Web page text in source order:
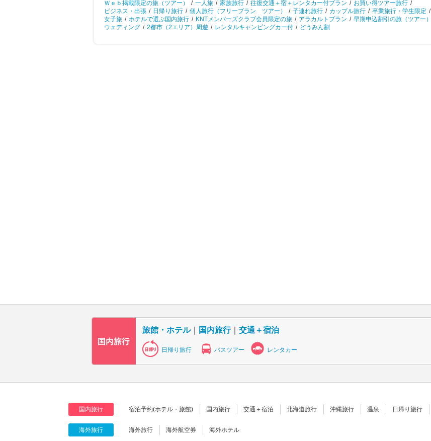
Ｗｅｂ掲載限定の旅（ツアー） / 一人旅 / 家族旅行 / 往復交通＋宿＋レンタカー付プラン / お買い得ツアー旅行 /
ビジネス・出張 / 日帰り旅行 / 個人旅行（フリープラン ツアー） / 子連れ旅行 / カップル旅行 / 卒業旅行・学生限定 /
女子旅 / ホテルで選ぶ国内旅行 / KNTメンバーズクラブ会員限定の旅 / アラカルトプラン / 早期申込割引の旅（ツアー）
ウェディング / 2都市（2エリア）周遊 / レンタルキャンピングカー付 / どうみん割
旅館・ホテル｜ 国内旅行｜ 交通＋宿泊
日帰り旅行 バスツアー レンタカー
国内旅行 宿泊予約(ホテル・旅館) 国内旅行 交通＋宿泊 北海道旅行 沖縄旅行 温泉 日帰り旅行
海外旅行 海外旅行 海外航空券 海外ホテル